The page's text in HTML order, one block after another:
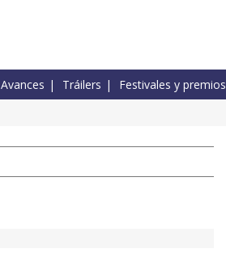
Avances Tráilers Festivales y premios